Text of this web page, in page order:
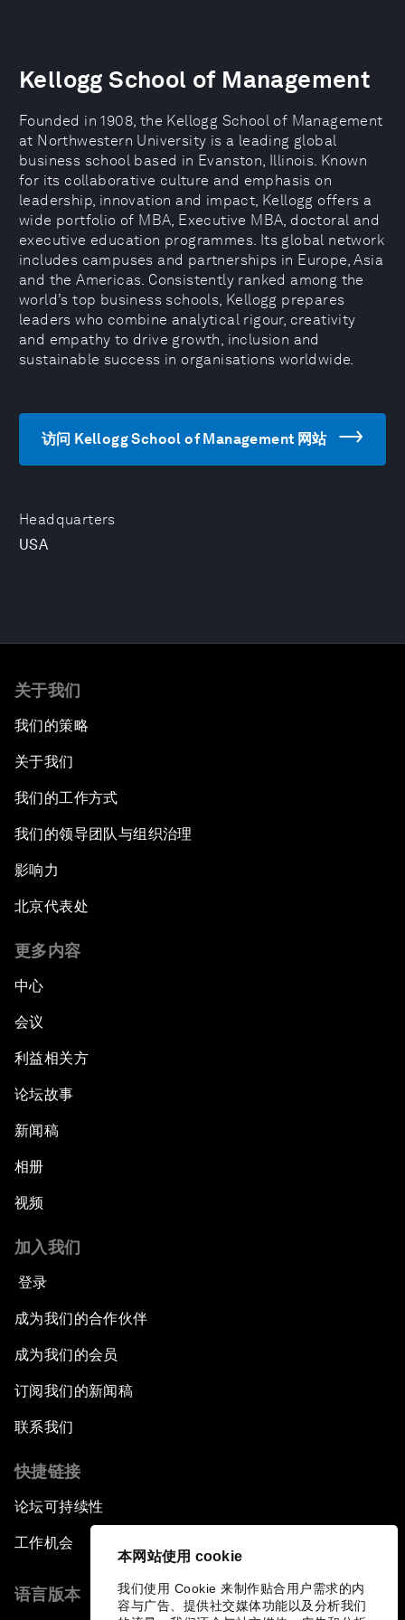
本网站使用 cookie
我们使用 Cookie 来制作贴合用户需求的内
容与广告、提供社交媒体功能以及分析我们
Headquarters
USA
Kellogg School of Management
Founded in 1908, the Kellogg School of Management
at Northwestern University is a leading global
business school based in Evanston, Illinois. Known
for its collaborative culture and emphasis on
leadership, innovation and impact, Kellogg offers a
wide portfolio of MBA, Executive MBA, doctoral and
executive education programmes. Its global network
includes campuses and partnerships in Europe, Asia
and the Americas. Consistently ranked among the
world’s top business schools, Kellogg prepares
leaders who combine analytical rigour, creativity
and empathy to drive growth, inclusion and
sustainable success in organisations worldwide.
访问 Kellogg School of Management 网站
关于我们
我们的策略
关于我们
我们的工作方式
我们的领导团队与组织治理
影响力
北京代表处
更多内容
中心
会议
利益相关方
论坛故事
新闻稿
相册
视频
加入我们
登录
成为我们的合作伙伴
成为我们的会员
订阅我们的新闻稿
联系我们
快捷链接
论坛可持续性
工作机会
语言版本